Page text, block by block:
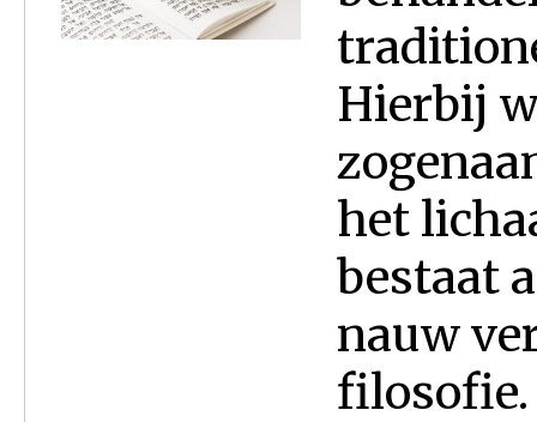
Hierbij
het
bestaat
nauw
filosofie.